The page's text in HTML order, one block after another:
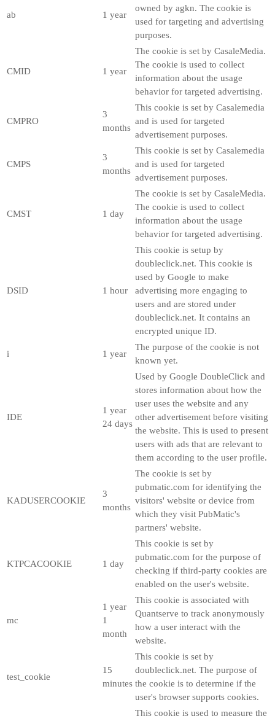
ab 1 year
owned by agkn. The cookie is
used for targeting and advertising
purposes.
CMID 1 year
The cookie is set by CasaleMedia.
The cookie is used to collect
information about the usage
behavior for targeted advertising.
CMPRO
3
months
This cookie is set by Casalemedia
and is used for targeted
advertisement purposes.
CMPS
3
months
This cookie is set by Casalemedia
and is used for targeted
advertisement purposes.
CMST 1 day
The cookie is set by CasaleMedia.
The cookie is used to collect
information about the usage
behavior for targeted advertising.
DSID 1 hour
This cookie is setup by
doubleclick.net. This cookie is
used by Google to make
advertising more engaging to
users and are stored under
doubleclick.net. It contains an
encrypted unique ID.
i 1 year
The purpose of the cookie is not
known yet.
IDE
1 year
24 days
Used by Google DoubleClick and
stores information about how the
user uses the website and any
other advertisement before visiting
the website. This is used to present
users with ads that are relevant to
them according to the user profile.
KADUSERCOOKIE
3
months
The cookie is set by
pubmatic.com for identifying the
visitors' website or device from
which they visit PubMatic's
partners' website.
KTPCACOOKIE 1 day
This cookie is set by
pubmatic.com for the purpose of
checking if third-party cookies are
enabled on the user's website.
mc
1 year
1
month
This cookie is associated with
Quantserve to track anonymously
how a user interact with the
website.
test_cookie
15
minutes
This cookie is set by
doubleclick.net. The purpose of
the cookie is to determine if the
user's browser supports cookies.
This cookie is used to measure the